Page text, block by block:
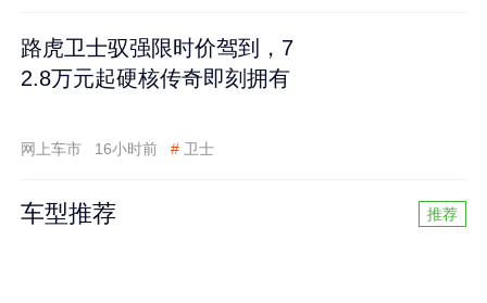
路虎卫士驭强限时价驾到，7
2.8万元起硬核传奇即刻拥有
网上车市 16小时前 # 卫士
车型推荐 推荐